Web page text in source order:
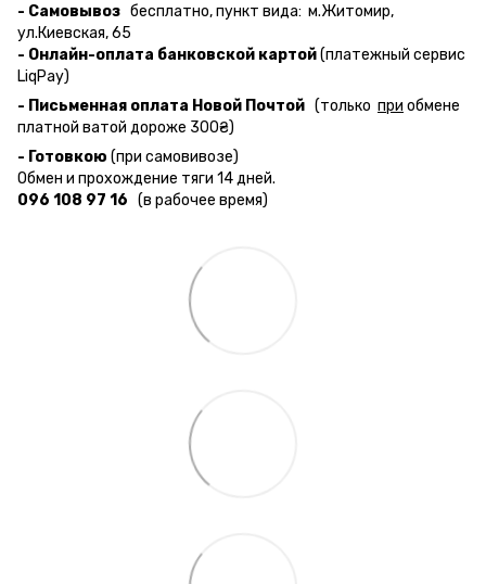
- Самовывоз бесплатно,пункт вида: м.Житомир,
ул.Киевская, 65
- Онлайн-оплата банковской картой(платежный сервис
LiqPay)
- Письменная оплата Новой Почтой (только при обмене
платной ватой дороже 300₴)
- Готовкою (при самовивозе)
Обмен и прохождение тяги 14 дней.
096 108 97 16 (в рабочее время)